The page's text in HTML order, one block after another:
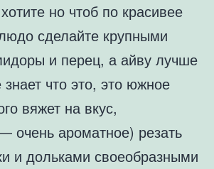
но чтоб по красивее
сделайте крупными
и перец, а айву лучше
знает что это, это южное
вяжет на вкус,
очень ароматное) резать
и дольками своеобразными